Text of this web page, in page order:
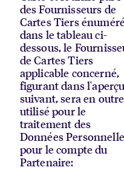
des Fournisseurs de
Cartes Tiers
dans le tableau ci-
dessous, le
de Cartes Tiers
applicable concerné,
figurant dans l'aperçu
suivant, sera en outre
utilisé pour le
traitement des
Données
pour le compte du
Partenaire: